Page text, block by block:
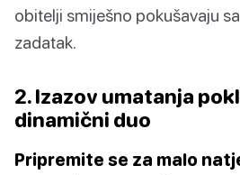
obitelji smiješno pokušavaju
zadatak.
2. Izazov umatanja
dinamični duo
Pripremite se za malo